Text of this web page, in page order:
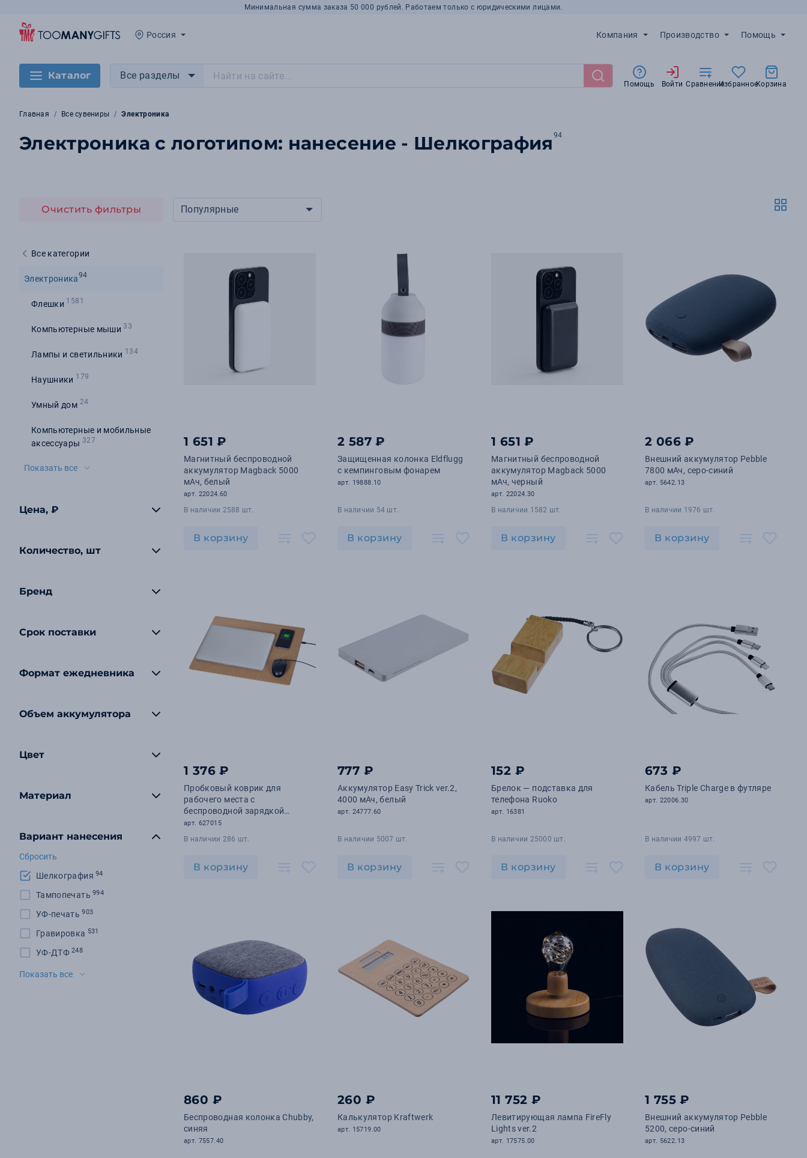
Минимальная сумма заказа 50 000 рублей. Работаем только с юридическими лицами.
Россия Компания Производство Помощь
Каталог Все разделы
Помощь Войти СравнениеИзбранноеКорзина
Главная Все сувениры Электроника
Электроника с логотипом: нанесение - Шелкография 94
Очистить фильтры
Все категории
Электроника94
Флешки 1581
Компьютерные мыши 33
Лампы и светильники 134
Наушники 179
Умный дом 24
Компьютерные и мобильные
аксессуары 327
Показать все
Цена, ₽
Количество, шт
Бренд
Срок поставки
Формат ежедневника
Объем аккумулятора
Цвет
Материал
Вариант нанесения
Сбросить
Шелкография 94
Тампопечать 994
УФ-печать 903
Гравировка 531
УФ-ДТФ 248
Шелкотрансфер
Показать все
Популярные
1 651 ₽
Магнитный беспроводной
аккумулятор Magback 5000
мАч, белый
арт. 22024.60
В наличии 2588 шт.
В корзину
2 587 ₽
Защищенная колонка Eldflugg
с кемпинговым фонарем
арт. 19888.10
В наличии 54 шт.
В корзину
1 651 ₽
Магнитный беспроводной
аккумулятор Magback 5000
мАч, черный
арт. 22024.30
В наличии 1582 шт.
В корзину
2 066 ₽
Внешний аккумулятор Pebble
7800 мАч, серо-синий
арт. 5642.13
В наличии 1976 шт.
В корзину
1 376 ₽
Пробковый коврик для
рабочего места с
беспроводной зарядкой
«Querсus»
арт. 627015
В наличии 286 шт.
В корзину
777 ₽
Аккумулятор Easy Trick ver.2,
4000 мАч, белый
арт. 24777.60
В наличии 5007 шт.
В корзину
152 ₽
Брелок — подставка для
телефона Ruoko
арт. 16381
В наличии 25000 шт.
В корзину
673 ₽
Кабель Triple Charge в футляре
арт. 22006.30
В наличии 4997 шт.
В корзину
860 ₽
Беспроводная колонка Chubby,
синяя
арт. 7557.40
260 ₽
Калькулятор Kraftwerk
арт. 15719.00
11 752 ₽
Левитирующая лампа FireFly
Lights ver.2
арт. 17575.00
1 755 ₽
Внешний аккумулятор Pebble
5200, серо-синий
арт. 5622.13